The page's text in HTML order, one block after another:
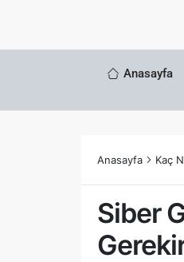
Anasayfa
Anasayfa Kaç
Siber